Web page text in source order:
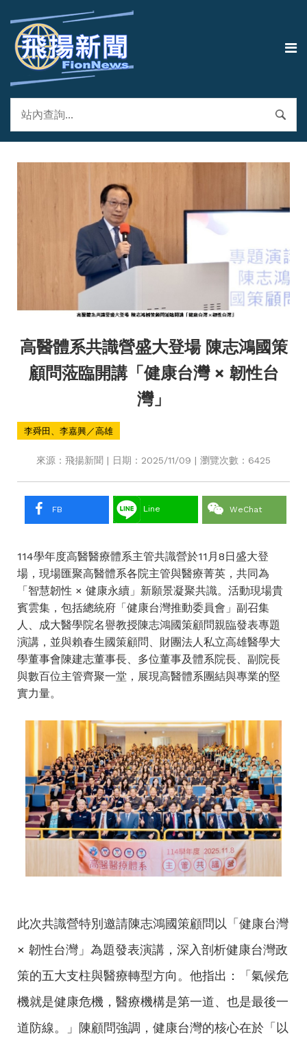
高醫體系共識營盛大登場 陳志鴻國策
顧問蒞臨開講「健康台灣 × 韌性台
灣」
李舜田、李嘉興／高雄
來源：飛揚新聞 | 日期：2025/11/09 | 瀏覽次數：6425
FB Line WeChat
114學年度高醫醫療體系主管共識營於11月8日盛大登
場，現場匯聚高醫體系各院主管與醫療菁英，共同為
「智慧韌性 × 健康永續」新願景凝聚共識。活動現場貴
賓雲集，包括總統府「健康台灣推動委員會」副召集
人、成大醫學院名譽教授陳志鴻國策顧問親臨發表專題
演講，並與賴春生國策顧問、財團法人私立高雄醫學大
學董事會陳建志董事長、多位董事及體系院長、副院長
與數百位主管齊聚一堂，展現高醫體系團結與專業的堅
實力量。
此次共識營特別邀請陳志鴻國策顧問以「健康台灣
× 韌性台灣」為題發表演講，深入剖析健康台灣政
策的五大支柱與醫療轉型方向。他指出：「氣候危
機就是健康危機，醫療機構是第一道、也是最後一
道防線。」陳顧問強調，健康台灣的核心在於「以